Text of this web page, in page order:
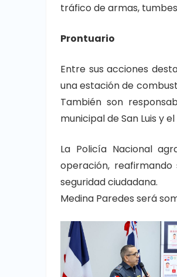
tráfico de armas,
Prontuario
Entre sus acciones
una estación de
También son
municipal de San Luis y
La Policía Nacional
operación,
seguridad ciudadana.
Medina Paredes será